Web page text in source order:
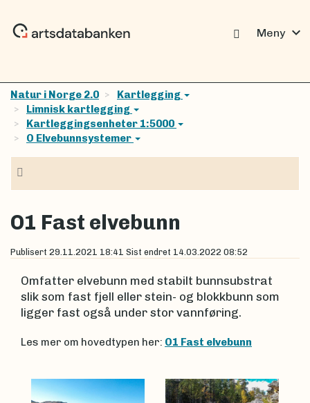
Meny expand_more
Natur i Norge 2.0
Kartlegging
Limnisk kartlegging
Kartleggingsenheter 1:5000
O Elvebunnsystemer
O1 Fast elvebunn
Publisert 29.11.2021 18:41 Sist endret 14.03.2022 08:52
Omfatter elvebunn med stabilt bunnsubstrat
slik som fast fjell eller stein- og blokkbunn som
ligger fast også under stor vannføring.
Les mer om hovedtypen her: O1 Fast elvebunn